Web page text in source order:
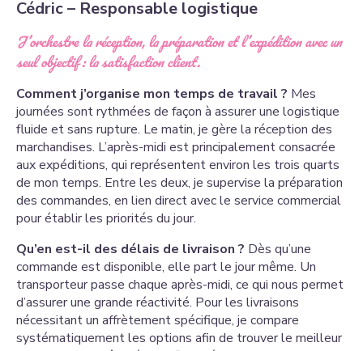
Cédric – Responsable logistique
J’orchestre la réception, la préparation et l’expédition avec un
seul objectif : la satisfaction client.
Comment j’organise mon temps de travail ? Mes
journées sont rythmées de façon à assurer une logistique
fluide et sans rupture. Le matin, je gère la réception des
marchandises. L’après-midi est principalement consacrée
aux expéditions, qui représentent environ les trois quarts
de mon temps. Entre les deux, je supervise la préparation
des commandes, en lien direct avec le service commercial
pour établir les priorités du jour.
Qu’en est-il des délais de livraison ? Dès qu’une
commande est disponible, elle part le jour même. Un
transporteur passe chaque après-midi, ce qui nous permet
d’assurer une grande réactivité. Pour les livraisons
nécessitant un affrètement spécifique, je compare
systématiquement les options afin de trouver le meilleur